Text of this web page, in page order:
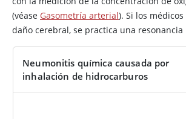
(véase Gasometría arterial). Si los
daño cerebral, se practica una resonancia
Neumonitis química causada por
inhalación de hidrocarburos